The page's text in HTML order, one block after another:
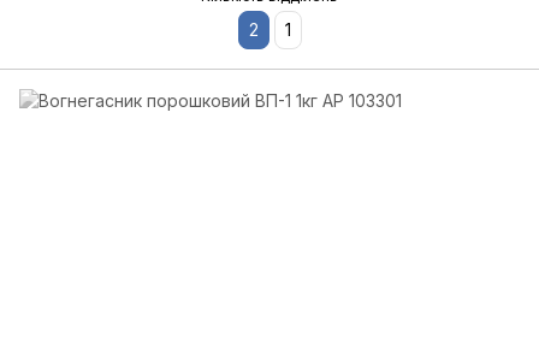
2 1